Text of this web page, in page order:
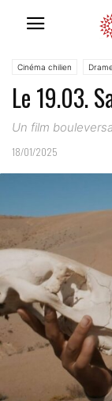
Cinéma chilien
Le 19.03.
Un film
18/01/2025